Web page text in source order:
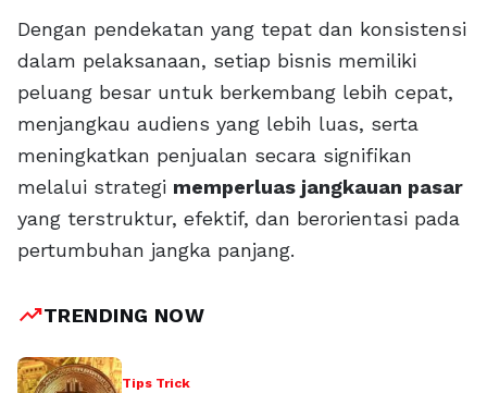
Dengan pendekatan yang tepat dan konsistensi
dalam pelaksanaan, setiap bisnis memiliki
peluang besar untuk berkembang lebih cepat,
menjangkau audiens yang lebih luas, serta
meningkatkan penjualan secara signifikan
melalui strategi memperluas jangkauan pasar
yang terstruktur, efektif, dan berorientasi pada
pertumbuhan jangka panjang.
trending_upTRENDING NOW
Tips Trick